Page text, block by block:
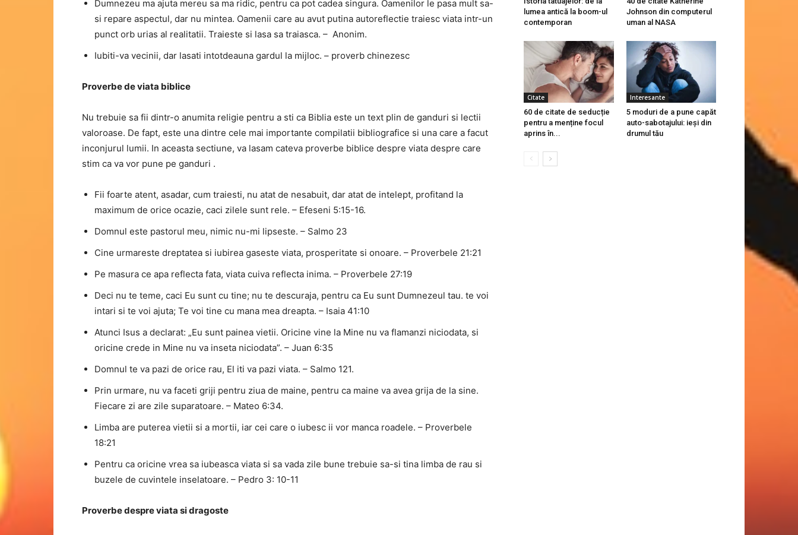
Dumnezeu ma ajuta mereu sa ma ridic, pentru ca pot cadea singura. Oamenilor le pasa mult sa-
si repare aspectul, dar nu mintea. Oamenii care au avut putina autoreflectie traiesc viata intr-un
punct orb urias al realitatii. Traieste si lasa sa traiasca. – Anonim.
Iubiti-va vecinii, dar lasati intotdeauna gardul la mijloc. – proverb chinezesc
Proverbe de viata biblice
Nu trebuie sa fii dintr-o anumita religie pentru a sti ca Biblia este un text plin de ganduri si lectii
valoroase. De fapt, este una dintre cele mai importante compilatii bibliografice si una care a facut
inconjurul lumii. In aceasta sectiune, va lasam cateva proverbe biblice despre viata despre care
stim ca va vor pune pe ganduri .
Fii foarte atent, asadar, cum traiesti, nu atat de nesabuit, dar atat de intelept, profitand la
maximum de orice ocazie, caci zilele sunt rele. – Efeseni 5:15-16.
Domnul este pastorul meu, nimic nu-mi lipseste. – Salmo 23
Cine urmareste dreptatea si iubirea gaseste viata, prosperitate si onoare. – Proverbele 21:21
Pe masura ce apa reflecta fata, viata cuiva reflecta inima. – Proverbele 27:19
Deci nu te teme, caci Eu sunt cu tine; nu te descuraja, pentru ca Eu sunt Dumnezeul tau. te voi
intari si te voi ajuta; Te voi tine cu mana mea dreapta. – Isaia 41:10
Atunci Isus a declarat: „Eu sunt painea vietii. Oricine vine la Mine nu va flamanzi niciodata, si
oricine crede in Mine nu va inseta niciodata”. – Juan 6:35
Domnul te va pazi de orice rau, El iti va pazi viata. – Salmo 121.
Prin urmare, nu va faceti griji pentru ziua de maine, pentru ca maine va avea grija de la sine.
Fiecare zi are zile suparatoare. – Mateo 6:34.
Limba are puterea vietii si a mortii, iar cei care o iubesc ii vor manca roadele. – Proverbele
18:21
Pentru ca oricine vrea sa iubeasca viata si sa vada zile bune trebuie sa-si tina limba de rau si
buzele de cuvintele inselatoare. – Pedro 3: 10-11
Proverbe despre viata si dragoste
lumea antică la boom-ul
contemporan
Johnson din computerul
uman al NASA
Citate
60 de citate de seducție
pentru a menține focul
aprins în...
Interesante
5 moduri de a pune capăt
auto-sabotajului: ieși din
drumul tău